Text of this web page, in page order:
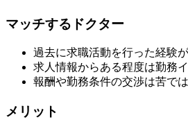
マッチするドクター
過去に求職活動を行った経験
求人情報からある程度は勤務
報酬や勤務条件の交渉は苦で
メリット